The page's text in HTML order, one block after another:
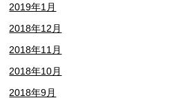
2019年1月
2018年12月
2018年11月
2018年10月
2018年9月